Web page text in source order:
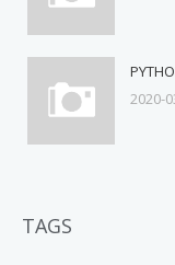
2020-
TAGS